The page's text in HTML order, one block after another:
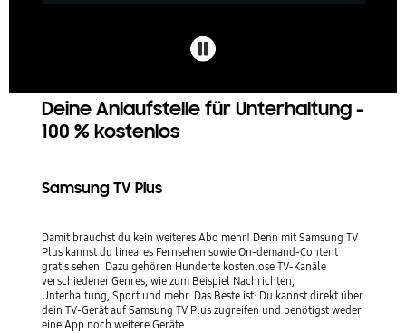
Deine Anlaufstelle für Unterhaltung -
100 % kostenlos
Samsung TV Plus
Damit brauchst du kein weiteres Abo mehr! Denn mit Samsung TV
Plus kannst du lineares Fernsehen sowie On-demand-Content
gratis sehen. Dazu gehören Hunderte kostenlose TV-Kanäle
verschiedener Genres, wie zum Beispiel Nachrichten,
Unterhaltung, Sport und mehr. Das Beste ist: Du kannst direkt über
dein TV-Gerät auf Samsung TV Plus zugreifen und benötigst weder
eine App noch weitere Geräte.